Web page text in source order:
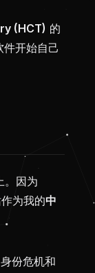
(HCT) 的
开始自己
。因为
为我的中
份危机和